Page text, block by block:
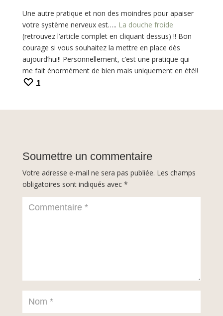
Une autre pratique et non des moindres pour apaiser
votre système nerveux est….. La douche froide
(retrouvez l’article complet en cliquant dessus) !! Bon
courage si vous souhaitez la mettre en place dès
aujourd’hui!! Personnellement, c’est une pratique qui
me fait énormément de bien mais uniquement en été!!
1
Soumettre un commentaire
Votre adresse e-mail ne sera pas publiée. Les champs
obligatoires sont indiqués avec *